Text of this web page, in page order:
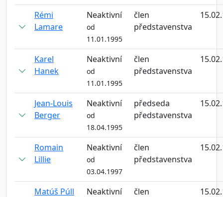
Rémi
Lamare
Neaktivní
od
11.01.1995
člen
představenstva
Karel
Hanek
Neaktivní
od
11.01.1995
člen
představenstva
Jean-Louis
Berger
Neaktivní
od
18.04.1995
předseda
představenstva
Romain
Lillie
Neaktivní
od
03.04.1997
člen
představenstva
Matúš Púll Neaktivní
člen